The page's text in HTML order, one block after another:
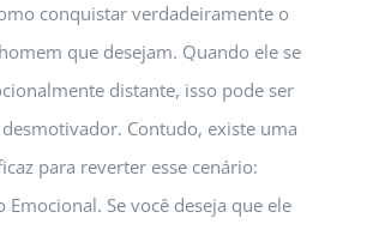
conquistar verdadeiramente o
que desejam. Quando ele se
distante, isso pode ser
Contudo, existe uma
para reverter esse cenário:
Emocional. Se você deseja que ele